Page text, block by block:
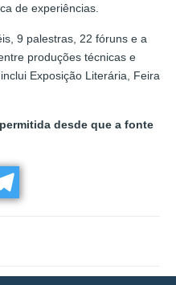
de experiências.
9 palestras, 22 fóruns e a
produções técnicas e
Exposição Literária, Feira
desde que a fonte